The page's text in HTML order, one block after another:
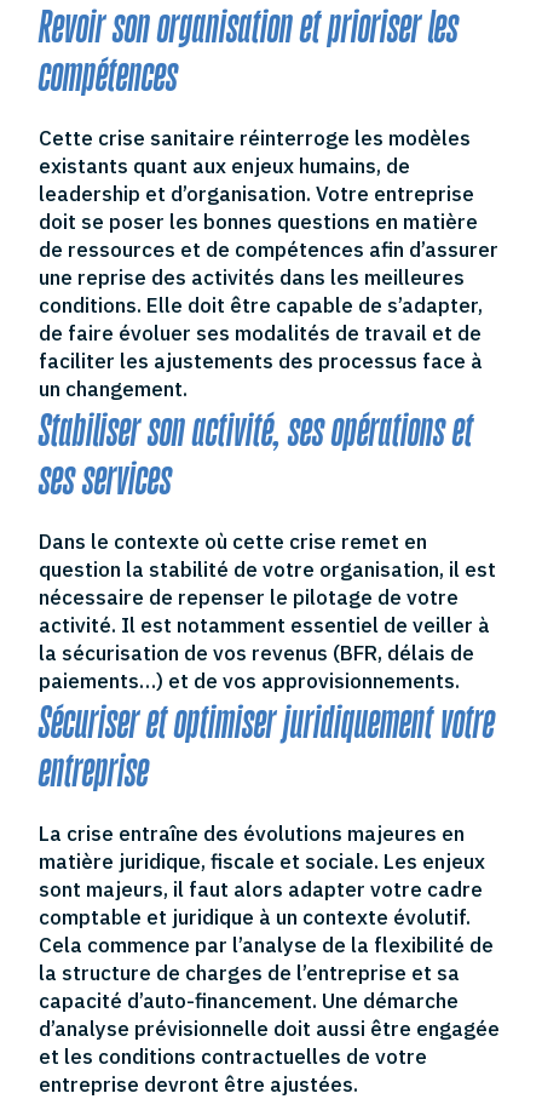
Revoir son organisation et prioriser les
compétences
Cette crise sanitaire réinterroge les modèles
existants quant aux enjeux humains, de
leadership et d’organisation. Votre entreprise
doit se poser les bonnes questions en matière
de ressources et de compétences afin d’assurer
une reprise des activités dans les meilleures
conditions. Elle doit être capable de s’adapter,
de faire évoluer ses modalités de travail et de
faciliter les ajustements des processus face à
un changement.
Stabiliser son activité, ses opérations et
ses services
Dans le contexte où cette crise remet en
question la stabilité de votre organisation, il est
nécessaire de repenser le pilotage de votre
activité. Il est notamment essentiel de veiller à
la sécurisation de vos revenus (BFR, délais de
paiements…) et de vos approvisionnements.
Sécuriser et optimiser juridiquement votre
entreprise
La crise entraîne des évolutions majeures en
matière juridique, fiscale et sociale. Les enjeux
sont majeurs, il faut alors adapter votre cadre
comptable et juridique à un contexte évolutif.
Cela commence par l’analyse de la flexibilité de
la structure de charges de l’entreprise et sa
capacité d’auto-financement. Une démarche
d’analyse prévisionnelle doit aussi être engagée
et les conditions contractuelles de votre
entreprise devront être ajustées.